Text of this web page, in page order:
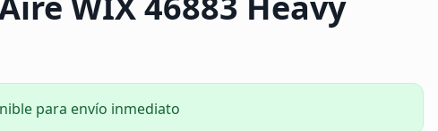
para envío inmediato